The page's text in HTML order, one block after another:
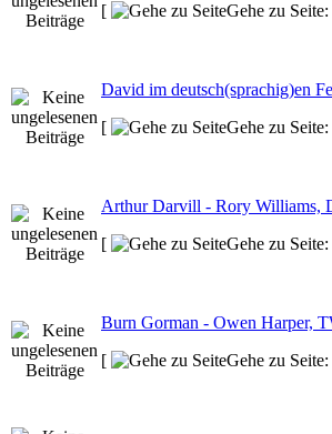
[
Gehe zu Seite:
David im deutsch(sprachig)en
[
Gehe zu Seite:
Arthur Darvill - Rory Williams,
[
Gehe zu Seite:
Burn Gorman - Owen Harper,
[
Gehe zu Seite: